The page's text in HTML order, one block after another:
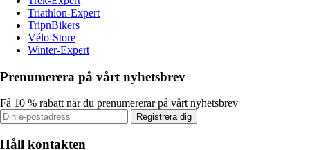
Triathlon-Expert
TripnBikers
Vélo-Store
Winter-Expert
Prenumerera på vårt nyhetsbrev
Få 10 % rabatt när du prenumererar på vårt nyhetsbrev
Registrera dig
Håll kontakten